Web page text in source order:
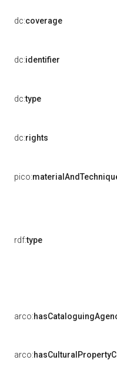
dc:coverage
dc:identifier
dc:type
dc:rights
pico:
rdf:type
arco:
arco: